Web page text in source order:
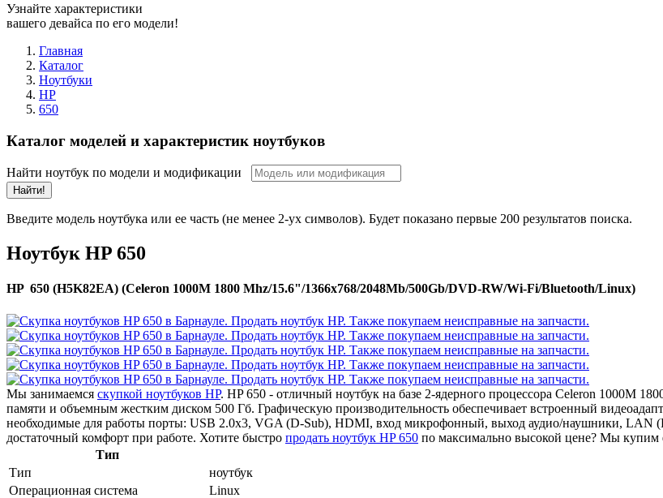
Узнайте характеристики
вашего девайса по его модели!
Главная
Каталог
Ноутбуки
HP
650
Каталог моделей и характеристик ноутбуков
Найти ноутбук по модели и модификации
Найти!
Введите модель ноутбука или ее часть (не менее 2-ух символов). Будет показано первые 200 результатов поиска.
Ноутбук HP 650
HP 650 (H5K82EA) (Celeron 1000M 1800 Mhz/15.6"/1366x768/2048Mb/500Gb/DVD-RW/Wi-Fi/Bluetooth/Linux)
Мы занимаемся скупкой ноутбуков HP. HP 650 - отличный ноутбук на базе 2-ядерного процессора Celeron
памяти и объемным жестким диском 500 Гб. Графическую производительность обеспечивает встроенный
необходимые для работы порты: USB 2.0x3, VGA (D-Sub), HDMI, вход микрофонный, выход аудио/наушники, LAN
достаточный комфорт при работе. Хотите быстро продать ноутбук HP 650 по максимально высокой цене? Мы купим
Тип
Тип
ноутбук
Операционная система
Linux